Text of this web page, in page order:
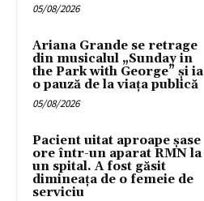
05/08/2026
Ariana Grande se retrage
din musicalul „Sunday in
the Park with George” și ia
o pauză de la viața publică
05/08/2026
Pacient uitat aproape șase
ore într-un aparat RMN la
un spital. A fost găsit
dimineața de o femeie de
serviciu